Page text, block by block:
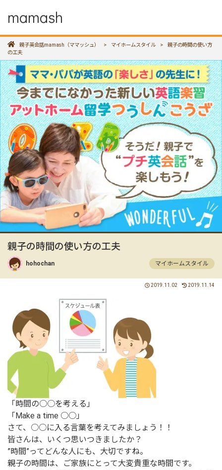
mamash
親子英会話mamash（ママッシュ） > マイホームスタイル >
親子の時間の使い方
の工夫
親子の時間の使い方の工夫
hohochan マイホームスタイル
2019.11.02 2019.11.14
「時間の○○を考える」
「Make a time ○○」
さて、○○に入る言葉を考えてみましょう！！
皆さんは、いくつ思いつきましたか？
”時間”ってどんな人にも、大切ですね。
親子の時間は、ご家族にとって大変貴重な時間です。